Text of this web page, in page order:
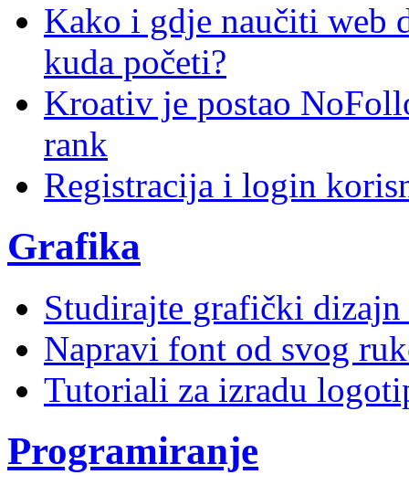
Kako i gdje naučiti web
kuda početi?
Kroativ je postao
rank
Registracija i login
Grafika
Studirajte grafički dizajn
Napravi font od svog
Tutoriali za izradu
Programiranje